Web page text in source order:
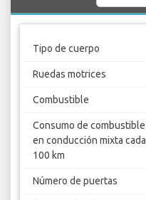
Tipo de cuerpo
Ruedas motrices
Combustible
Consumo de combustible
en conducción mixta cada
100 km
Número de puertas